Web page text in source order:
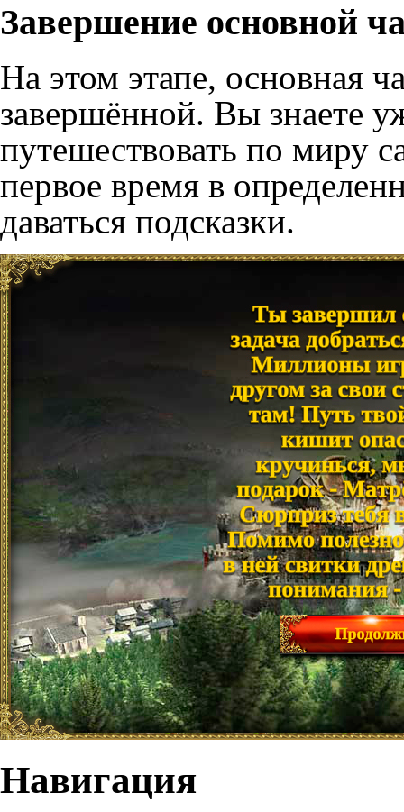
Завершение основной
На этом этапе, основная
завершённой. Вы знаете
путешествовать по миру
первое время в
даваться подсказки.
Навигация